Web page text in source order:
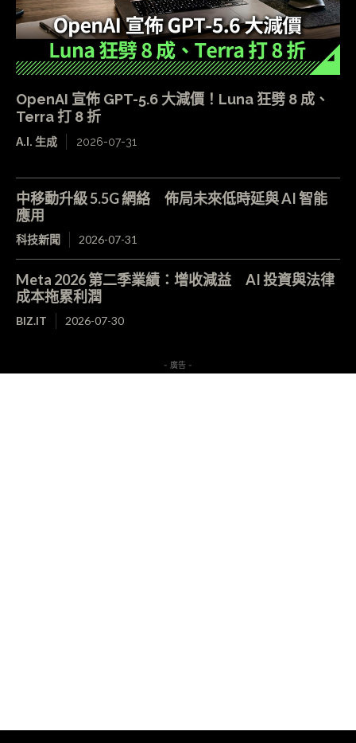
OpenAI 宣佈 GPT-5.6 大減價！Luna 狂劈 8 成、
Terra 打 8 折
A.I. 生成 2026-07-31
中移動升級 5.5G 網絡 佈局未來低時延與 AI 智能
應用
科技新聞 2026-07-31
Meta 2026 第二季業績：增收減益 AI 投資與法律
成本拖累利潤
BIZ.IT 2026-07-30
- 廣告 -